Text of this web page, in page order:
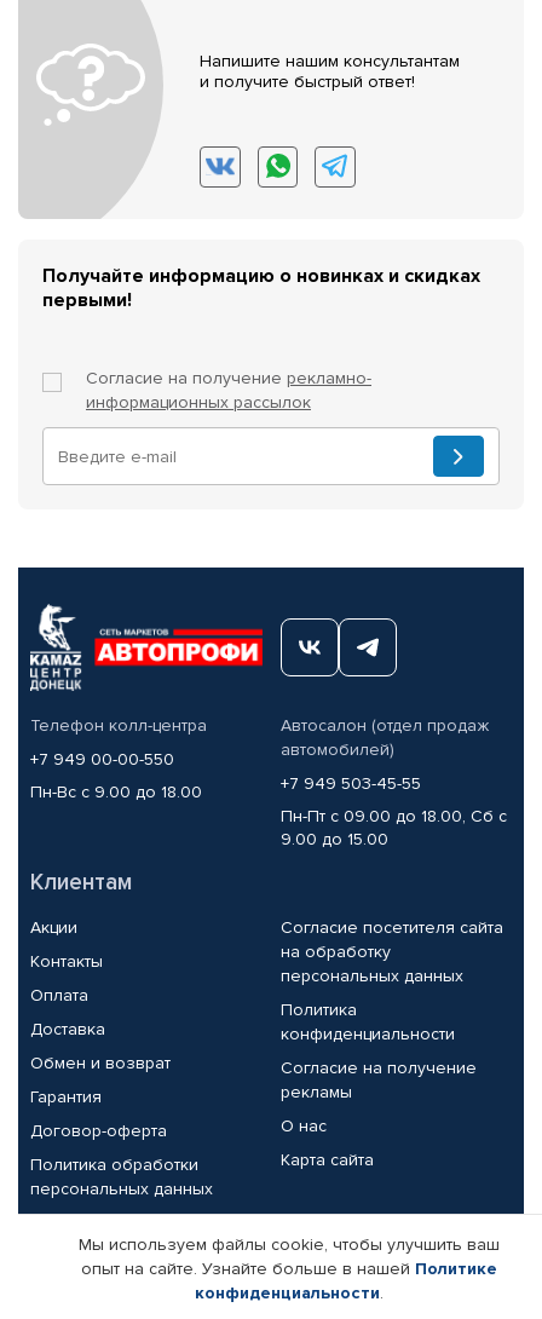
Напишите нашим консультантам
и получите быстрый ответ!
Получайте информацию о новинках и скидках
первыми!
Согласие на получение рекламно-
информационных рассылок
Телефон колл-центра
+7 949 00-00-550
Пн-Вс с 9.00 до 18.00
Автосалон (отдел продаж
автомобилей)
+7 949 503-45-55
Пн-Пт с 09.00 до 18.00, Сб с
9.00 до 15.00
Клиентам
Акции
Контакты
Оплата
Доставка
Обмен и возврат
Гарантия
Договор-оферта
Политика обработки
персональных данных
Согласие посетителя сайта
на обработку
персональных данных
Политика
конфиденциальности
Согласие на получение
рекламы
О нас
Карта сайта
Партнерам
Корпоративным клиентам
Реквизиты компании
Мы используем файлы cookie, чтобы улучшить ваш
опыт на сайте. Узнайте больше в нашей Политике
конфиденциальности.